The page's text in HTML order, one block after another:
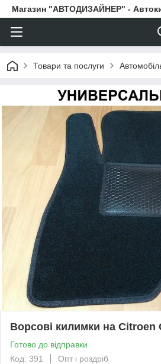
Магазин "АВТОДИЗАЙНЕР" -
Товари та послуги
Ворсові килимки на Citroen
Готово до відправки
Код: 391
Опт і роздріб